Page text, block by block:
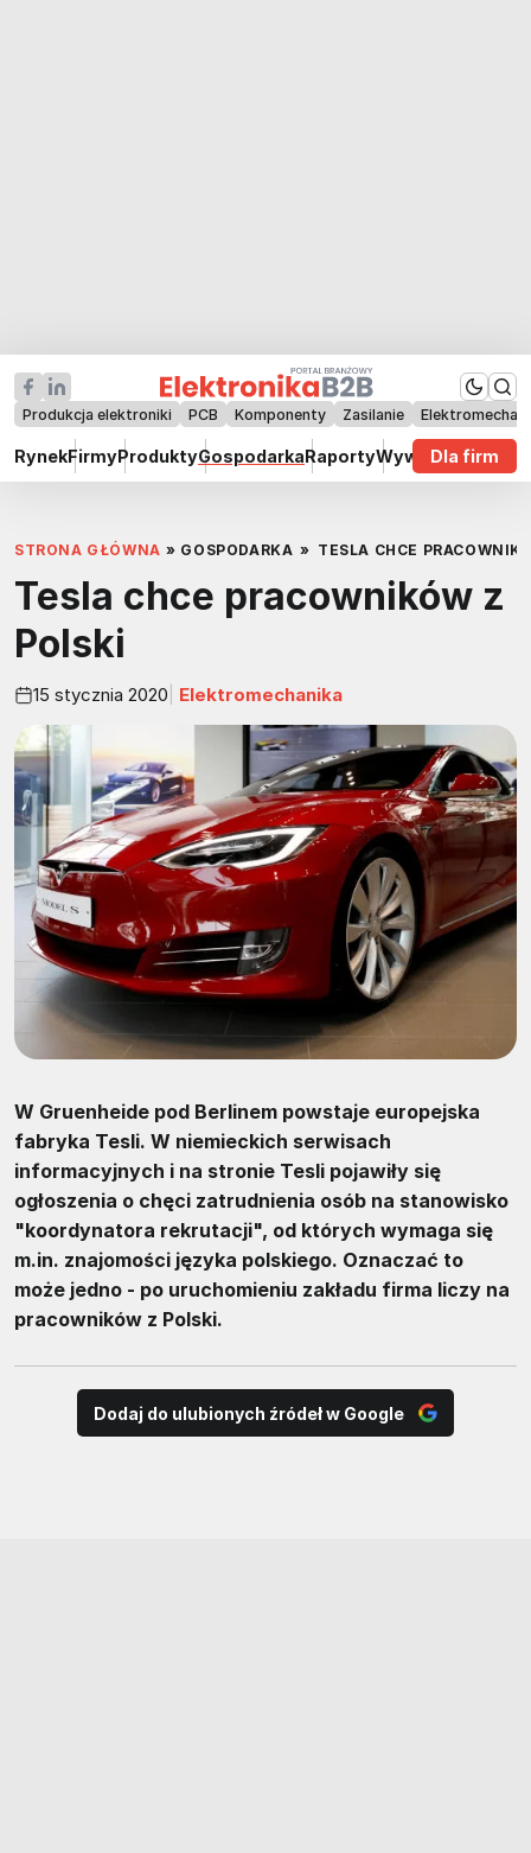
Produkcja elektroniki PCB Komponenty Zasilanie
RynekFirmyProduktyGospodarkaRaportyWywiadyDla firm
STRONA GŁÓWNA » GOSPODARKA » TESLA CHCE
Tesla chce pracowników z
Polski
15 stycznia 2020 Elektromechanika
W Gruenheide pod Berlinem powstaje europejska
fabryka Tesli. W niemieckich serwisach
informacyjnych i na stronie Tesli pojawiły się
ogłoszenia o chęci zatrudnienia osób na stanowisko
"koordynatora rekrutacji", od których wymaga się
m.in. znajomości języka polskiego. Oznaczać to
może jedno - po uruchomieniu zakładu firma liczy na
pracowników z Polski.
Dodaj do ulubionych źródeł w Google